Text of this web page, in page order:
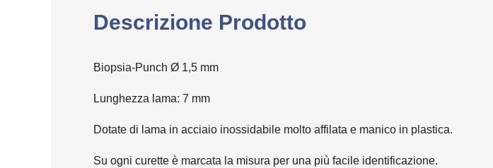
Descrizione Prodotto
Biopsia-Punch Ø 1,5 mm
Lunghezza lama: 7 mm
Dotate di lama in acciaio inossidabile molto affilata e manico in plastica.
Su ogni curette è marcata la misura per una più facile identificazione.